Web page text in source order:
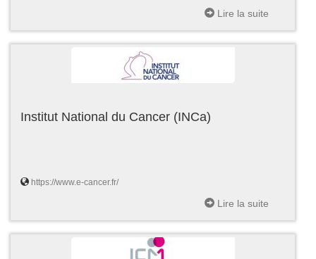
Lire la suite
Institut National du Cancer (INCa)
https://www.e-cancer.fr/
Lire la suite